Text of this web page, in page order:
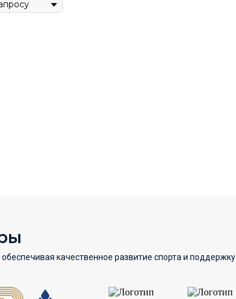
качественное развитие спорта и поддержку